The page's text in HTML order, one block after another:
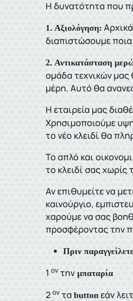
Η δυνατότητα που
1. Αξιολόγηση:
διαπιστώσουμε
2. Αντικατάσταση
ομάδα τεχνικών μας
μέρη. Αυτό θα
Η εταιρεία μας
Χρησιμοποιούμε
το νέο κλειδί θα
Το απλό και
το κλειδί σας
Αν επιθυμείτε να
καινούργιο,
χαρούμε να σας
προσφέροντας την
Πριν
1 οντηνμπαταρία
2 οντα button εάν